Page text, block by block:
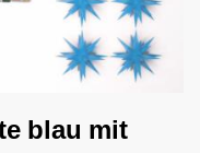
blau mit